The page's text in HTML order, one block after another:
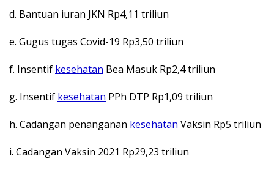
d. Bantuan iuran JKN Rp4,11 triliun
e. Gugus tugas Covid-19 Rp3,50 triliun
f. Insentif kesehatan Bea Masuk Rp2,4 triliun
g. Insentif kesehatan PPh DTP Rp1,09 triliun
h. Cadangan penanganan kesehatan Vaksin Rp5 triliun
i. Cadangan Vaksin 2021 Rp29,23 triliun